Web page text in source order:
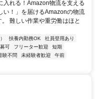
れる！Amazon物流を支える
！」を届けるAmazonの物流
難しい作業や重労働はほと
扶養内勤務OK
社員登用あり
可 フリーター歓迎
短期
験不問 未経験者歓迎
午前